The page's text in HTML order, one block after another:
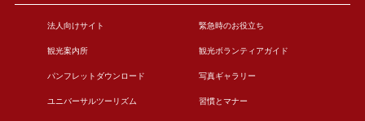
法人向けサイト 緊急時のお役立ち
観光案内所 観光ボランティアガイド
パンフレットダウンロード 写真ギャラリー
ユニバーサルツーリズム 習慣とマナー